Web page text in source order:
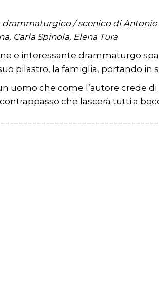
/ scenico di Antonio
Carla Spinola, Elena Tura
e interessante drammaturgo
pilastro, la famiglia, portando in
uomo che come l’autore crede
che lascerà tutti a